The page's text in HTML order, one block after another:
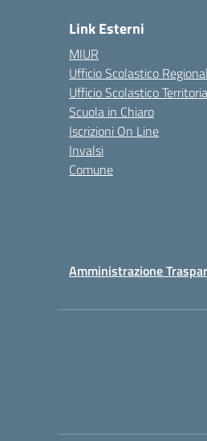
Link Esterni
MIUR
Ufficio Scolastico
Ufficio Scolastico
Scuola in Chiaro
Iscrizioni On Line
Invalsi
Comune
Amministrazione